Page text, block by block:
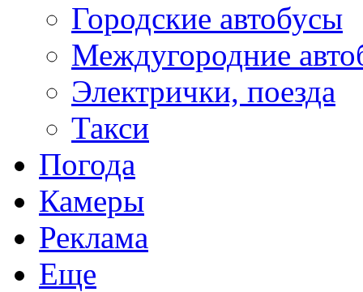
Городские автобусы
Междугородние
Электрички, поезда
Такси
Погода
Камеры
Реклама
Еще